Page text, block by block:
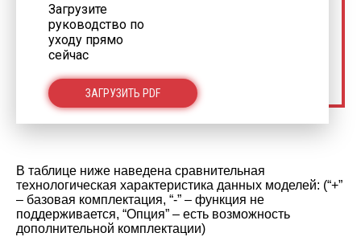
Загрузите
руководство по
уходу прямо
сейчас
ЗАГРУЗИТЬ PDF
В таблице ниже наведена сравнительная
технологическая характеристика данных моделей: (“+”
– базовая комплектация, “-” – функция не
поддерживается, “Опция” – есть возможность
дополнительной комплектации)